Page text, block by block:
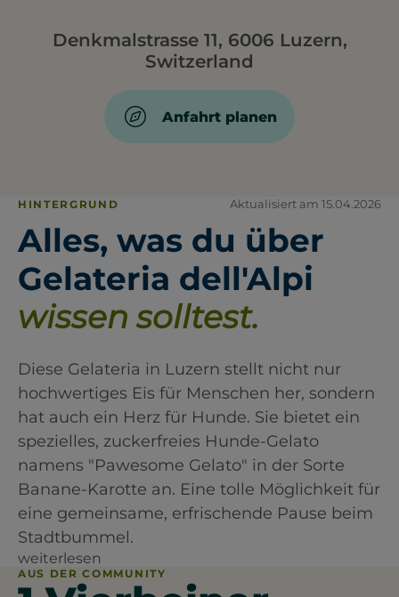
Denkmalstrasse 11, 6006 Luzern,
Switzerland
Anfahrt planen
HINTERGRUND Aktualisiert am 15.04.2026
Alles, was du über
Gelateria dell'Alpi
wissen solltest.
Diese Gelateria in Luzern stellt nicht nur
hochwertiges Eis für Menschen her, sondern
hat auch ein Herz für Hunde. Sie bietet ein
spezielles, zuckerfreies Hunde-Gelato
namens "Pawesome Gelato" in der Sorte
Banane-Karotte an. Eine tolle Möglichkeit für
eine gemeinsame, erfrischende Pause beim
Stadtbummel.
weiterlesen
AUS DER COMMUNITY